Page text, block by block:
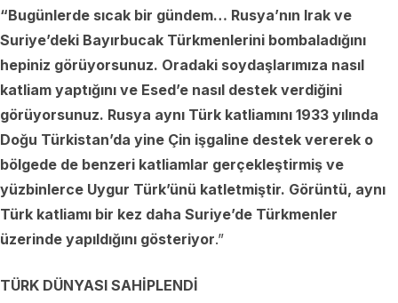
“Bugünlerde sıcak bir gündem… Rusya’nın Irak ve
Suriye’deki Bayırbucak Türkmenlerini bombaladığını
hepiniz görüyorsunuz. Oradaki soydaşlarımıza nasıl
katliam yaptığını ve Esed’e nasıl destek verdiğini
görüyorsunuz. Rusya aynı Türk katliamını 1933 yılında
Doğu Türkistan’da yine Çin işgaline destek vererek o
bölgede de benzeri katliamlar gerçekleştirmiş ve
yüzbinlerce Uygur Türk’ünü katletmiştir. Görüntü, aynı
Türk katliamı bir kez daha Suriye’de Türkmenler
üzerinde yapıldığını gösteriyor.”
TÜRK DÜNYASI SAHİPLENDİ